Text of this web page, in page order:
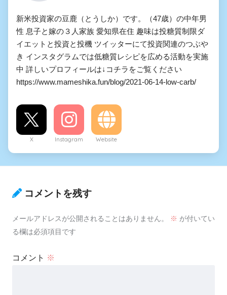
新米投資家の豆鹿（とうしか）です。（47歳）の中年男
性 息子と嫁の３人家族 愛知県在住 趣味は投糖質制限ダ
イエットと投資と投機 ツイッターにて投資関連のつぶや
き インスタグラムでは低糖質レシピを広める活動を実施
中 詳しいプロフィールは↓コチラをご覧ください
https://www.mameshika.fun/blog/2021-06-14-low-carb/
X Instagram Website
コメントを残す
メールアドレスが公開されることはありません。 ※ が付いてい
る欄は必須項目です
コメント ※